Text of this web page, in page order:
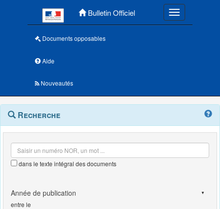
Bulletin Officiel Toggle
Documents opposables
Aide
Nouveautés
Navigation
outils
Menu
contextuel
Recherche
dans le texte intégral des documents
entre le